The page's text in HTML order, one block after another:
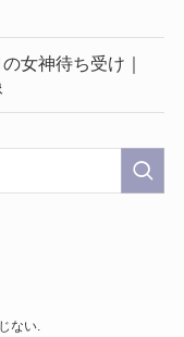
女神待ち受け｜
ない.